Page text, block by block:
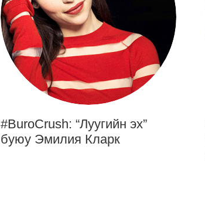
#BuroCrush: “Луугийн эх”
буюу Эмилия Кларк